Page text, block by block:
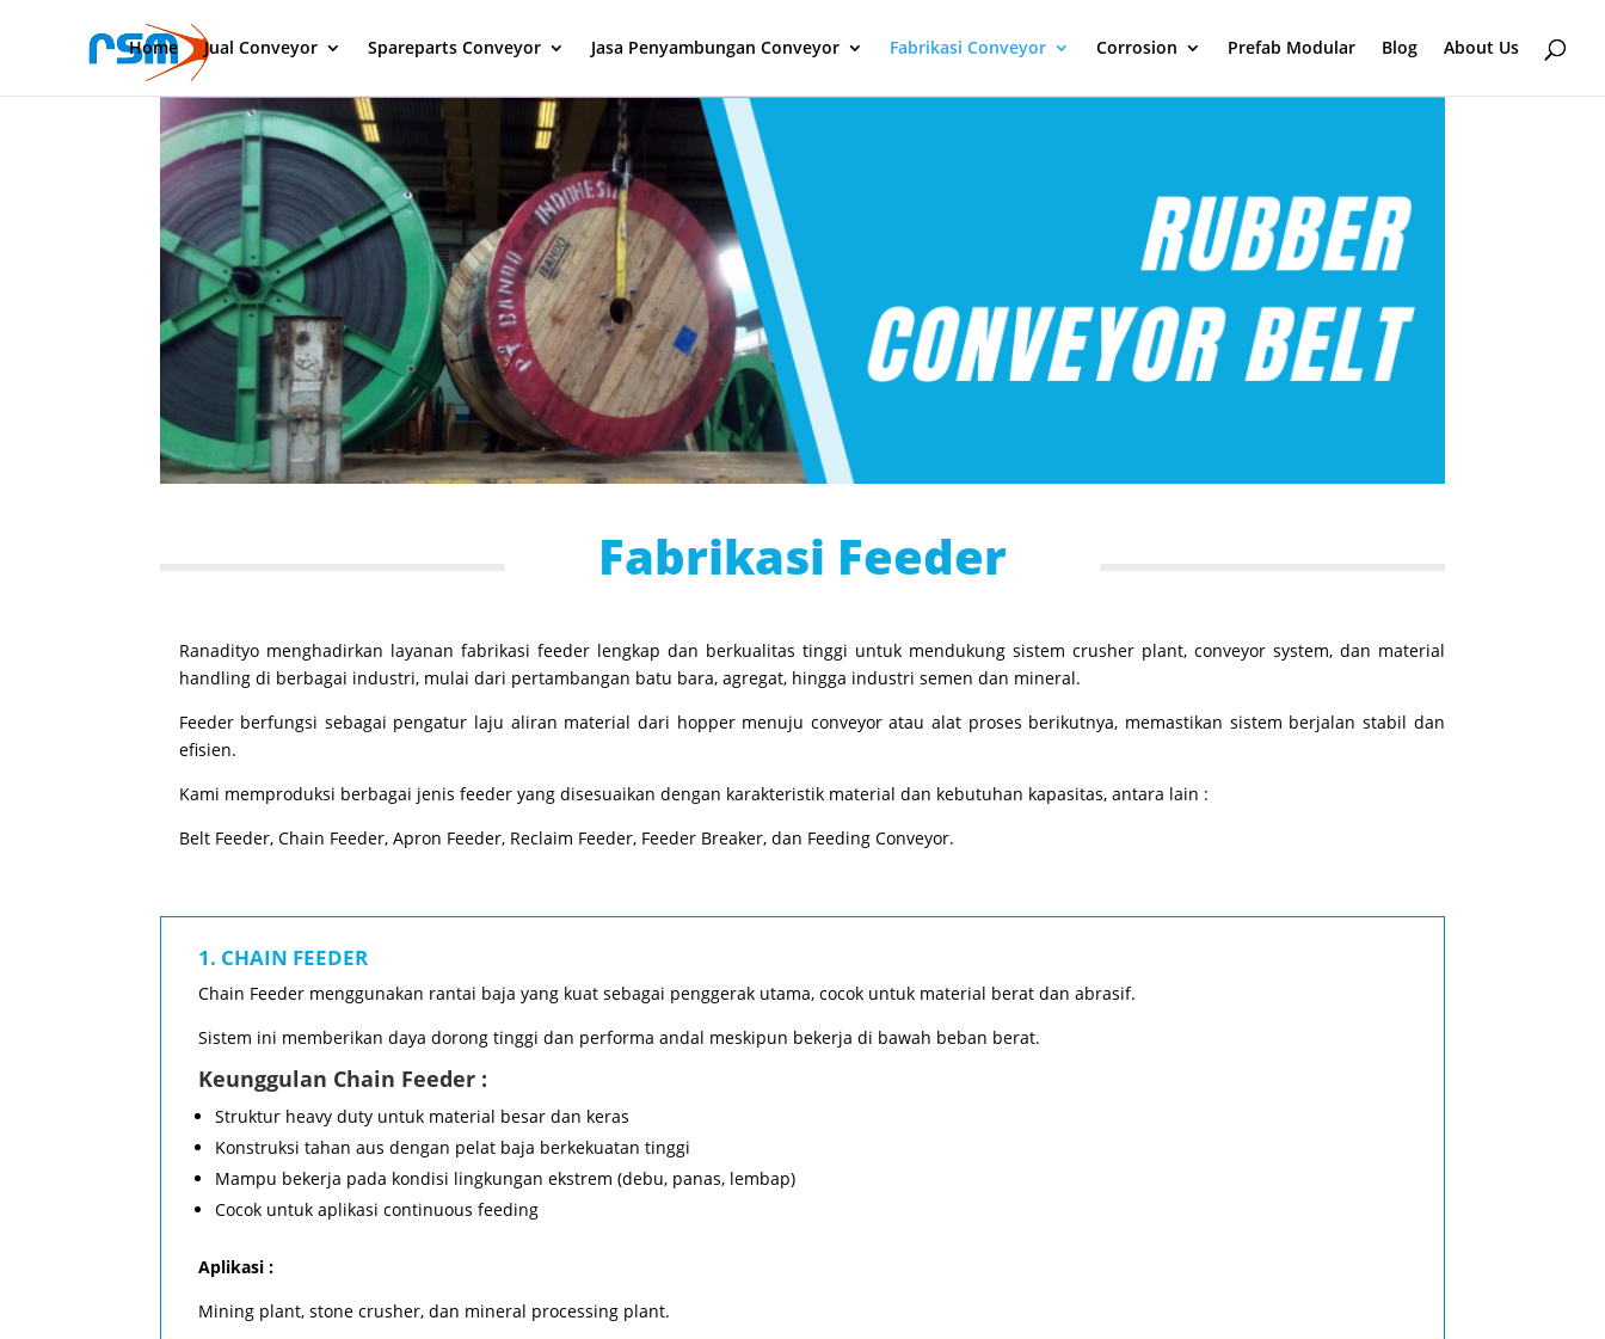
Home Jual Conveyor Spareparts Conveyor Jasa Penyambungan Conveyor Fabrikasi Conveyor Corrosion Prefab Modular Blog About Us
Fabrikasi Feeder
Ranadityo menghadirkan layanan fabrikasi feeder lengkap dan berkualitas tinggi untuk mendukung sistem crusher plant, conveyor system, dan material
handling di berbagai industri, mulai dari pertambangan batu bara, agregat, hingga industri semen dan mineral.
Feeder berfungsi sebagai pengatur laju aliran material dari hopper menuju conveyor atau alat proses berikutnya, memastikan sistem berjalan stabil dan
efisien.
Kami memproduksi berbagai jenis feeder yang disesuaikan dengan karakteristik material dan kebutuhan kapasitas, antara lain :
Belt Feeder, Chain Feeder, Apron Feeder, Reclaim Feeder, Feeder Breaker, dan Feeding Conveyor.
1. CHAIN FEEDER
Chain Feeder menggunakan rantai baja yang kuat sebagai penggerak utama, cocok untuk material berat dan abrasif.
Sistem ini memberikan daya dorong tinggi dan performa andal meskipun bekerja di bawah beban berat.
Keunggulan Chain Feeder :
Struktur heavy duty untuk material besar dan keras
Konstruksi tahan aus dengan pelat baja berkekuatan tinggi
Mampu bekerja pada kondisi lingkungan ekstrem (debu, panas, lembap)
Cocok untuk aplikasi continuous feeding
Aplikasi :
Mining plant, stone crusher, dan mineral processing plant.